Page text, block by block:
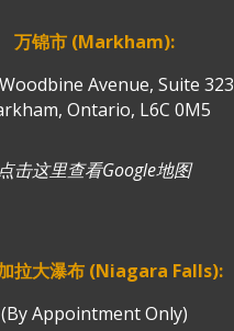
万锦市 (Markham):
Avenue, Suite 323
Ontario, L6C 0M5
点击这里查看Google地图
拉大瀑布 (Niagara Falls):
(By Appointment Only)